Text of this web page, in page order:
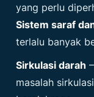
yang perlu
Sistem saraf
terlalu banyak
Sirkulasi darah
masalah